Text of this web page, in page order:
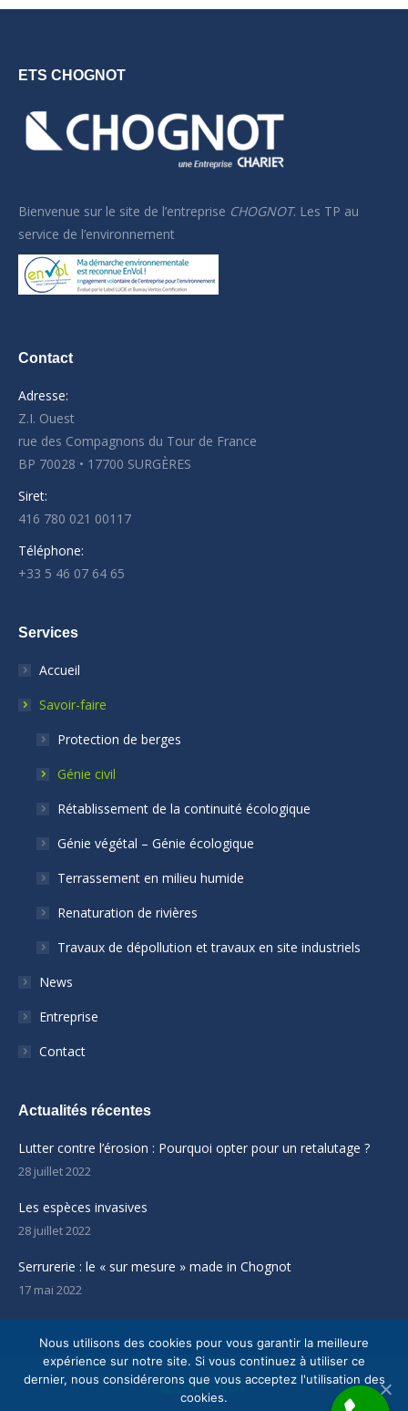
ETS CHOGNOT
Bienvenue sur le site de l’entreprise CHOGNOT. Les TP au
service de l’environnement
Contact
Adresse:
Z.I. Ouest
rue des Compagnons du Tour de France
BP 70028 • 17700 SURGÈRES
Siret:
416 780 021 00117
Téléphone:
+33 5 46 07 64 65
Services
Accueil
Savoir-faire
Protection de berges
Génie civil
Rétablissement de la continuité écologique
Génie végétal – Génie écologique
Terrassement en milieu humide
Renaturation de rivières
Travaux de dépollution et travaux en site industriels
News
Entreprise
Contact
Actualités récentes
Lutter contre l’érosion : Pourquoi opter pour un retalutage ?
28 juillet 2022
Les espèces invasives
28 juillet 2022
Serrurerie : le « sur mesure » made in Chognot
17 mai 2022
Nous utilisons des cookies pour vous garantir la meilleure
expérience sur notre site. Si vous continuez à utiliser ce
dernier, nous considérerons que vous acceptez l'utilisation des
cookies.